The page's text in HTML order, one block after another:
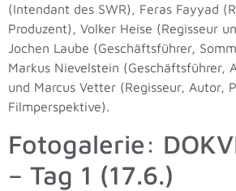
(Intendant des SWR), Feras Fayyad
Produzent), Volker Heise (Regisseur
Jochen Laube (Geschäftsführer,
Markus Nievelstein (Geschäftsführer,
und Marcus Vetter (Regisseur, Autor,
Filmperspektive).
Fotogalerie:
– Tag 1 (17.6.)